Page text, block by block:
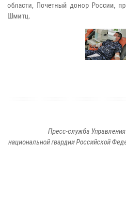
области, Почетный донор России,
Шмитц.
Пресс-служба
национальной гвардии Российской